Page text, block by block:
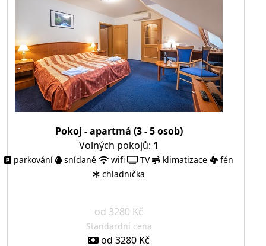
Pokoj - apartmá (3 - 5 osob)
Volných pokojů: 1
parkování snídaně wifi TV klimatizace
fén
chladnička
od 3280 Kč
Standardní cena
od 3280 Kč